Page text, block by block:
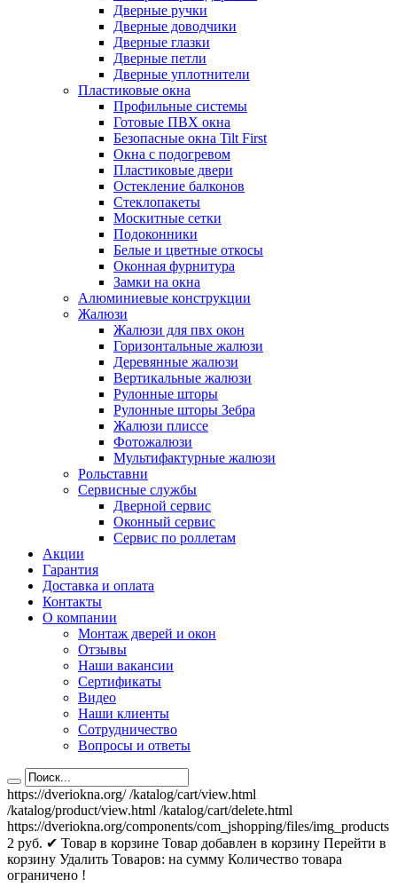
Дверные ручки
Дверные доводчики
Дверные глазки
Дверные петли
Дверные уплотнители
Пластиковые окна
Профильные системы
Готовые ПВХ окна
Безопасные окна Tilt First
Окна с подогревом
Пластиковые двери
Остекление балконов
Стеклопакеты
Москитные сетки
Подоконники
Белые и цветные откосы
Оконная фурнитура
Замки на окна
Алюминиевые конструкции
Жалюзи
Жалюзи для пвх окон
Горизонтальные жалюзи
Деревянные жалюзи
Вертикальные жалюзи
Рулонные шторы
Рулонные шторы Зебра
Жалюзи плиссе
Фотожалюзи
Мультифактурные жалюзи
Рольставни
Сервисные службы
Дверной сервис
Оконный сервис
Сервис по роллетам
Акции
Гарантия
Доставка и оплата
Контакты
О компании
Монтаж дверей и окон
Отзывы
Наши вакансии
Сертификаты
Видео
Наши клиенты
Сотрудничество
Вопросы и ответы
https://dveriokna.org/ /katalog/cart/view.html
/katalog/product/view.html /katalog/cart/delete.html
https://dveriokna.org/components/com_jshopping/files/img_products
2 руб. ✔ Товар в корзине Товар добавлен в корзину Перейти в
корзину Удалить Товаров: на сумму Количество товара
ограничено !